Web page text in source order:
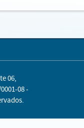
06,
08 -